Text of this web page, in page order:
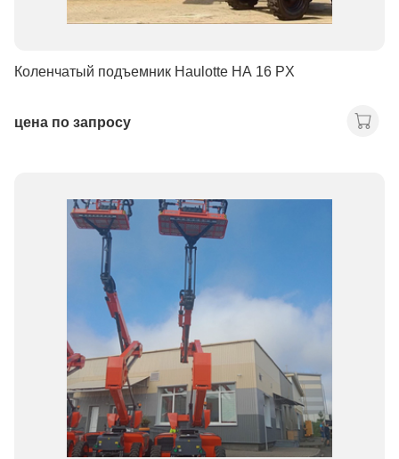
Коленчатый подъемник Haulotte HA 16 PX
цена по запросу